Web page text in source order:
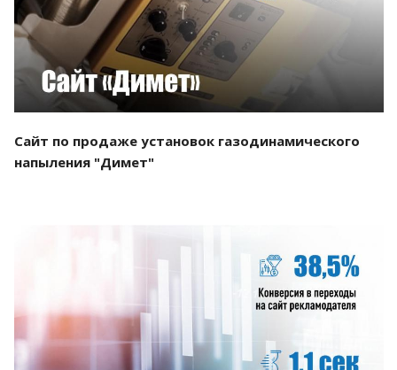
Сайт по продаже установок газодинамического
напыления "Димет"